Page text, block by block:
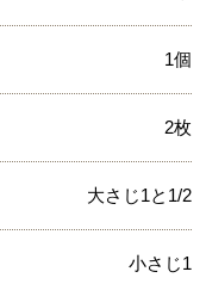
1個
2枚
大さじ1と1/2
小さじ1